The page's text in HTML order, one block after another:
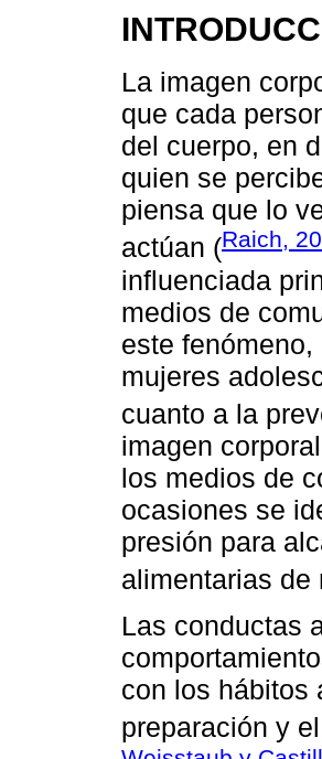
La imagen
que cada
del cuerpo, en
quien se
piensa que lo
actúan (Raich,
influenciada
medios de
este
mujeres
cuanto a la
imagen
los medios de
ocasiones se
presión para
alimentarias de
Las conductas
con los hábitos
preparación y